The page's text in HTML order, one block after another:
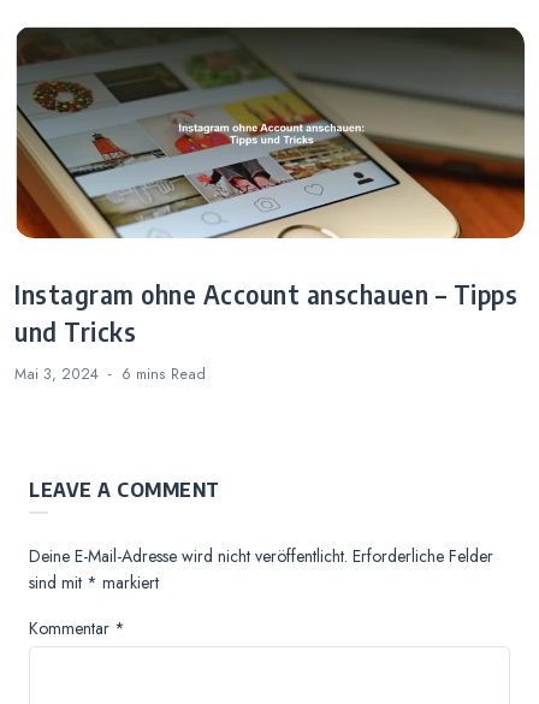
Instagram ohne Account anschauen – Tipps
und Tricks
Mai 3, 2024 6 mins Read
LEAVE A COMMENT
Deine E-Mail-Adresse wird nicht veröffentlicht. Erforderliche Felder
sind mit * markiert
Kommentar *